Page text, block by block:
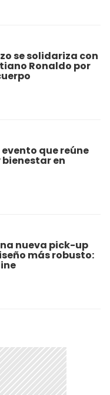
se solidariza con
Ronaldo por
que reúne
en
nueva pick-up
más robusto: